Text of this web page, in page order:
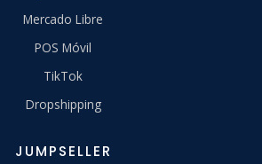
Mercado Libre
POS Móvil
TikTok
Dropshipping
JUMPSELLER